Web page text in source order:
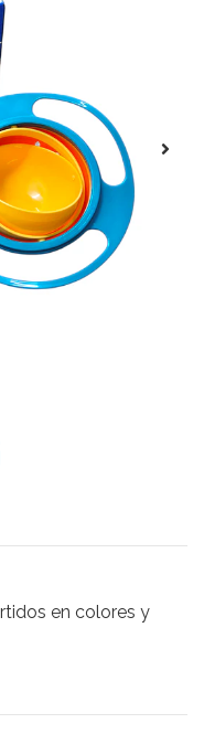
en colores y